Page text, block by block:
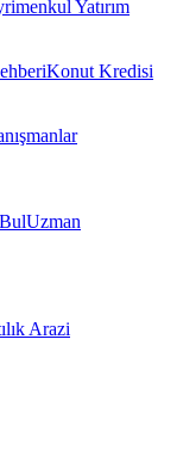
Yatırım
Konut Kredisi
Uzman
Arazi